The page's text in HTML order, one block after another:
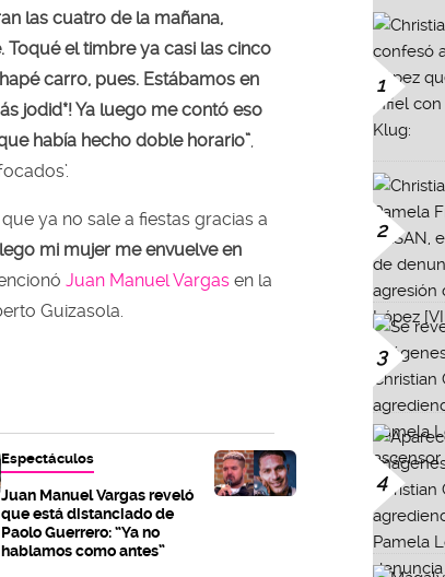
las cuatro de la mañana,
el timbre ya casi las cinco
carro, pues. Estábamos en
jodid*! Ya luego me contó eso
había hecho doble horario”
ya no sale a fiestas gracias a
mi mujer me envuelve en
Juan Manuel Vargas en la
Guizasola.
Espectáculos
Juan Manuel Vargas reveló
que está distanciado de
Paolo Guerrero: “Ya no
hablamos como antes”
1
2
3
4